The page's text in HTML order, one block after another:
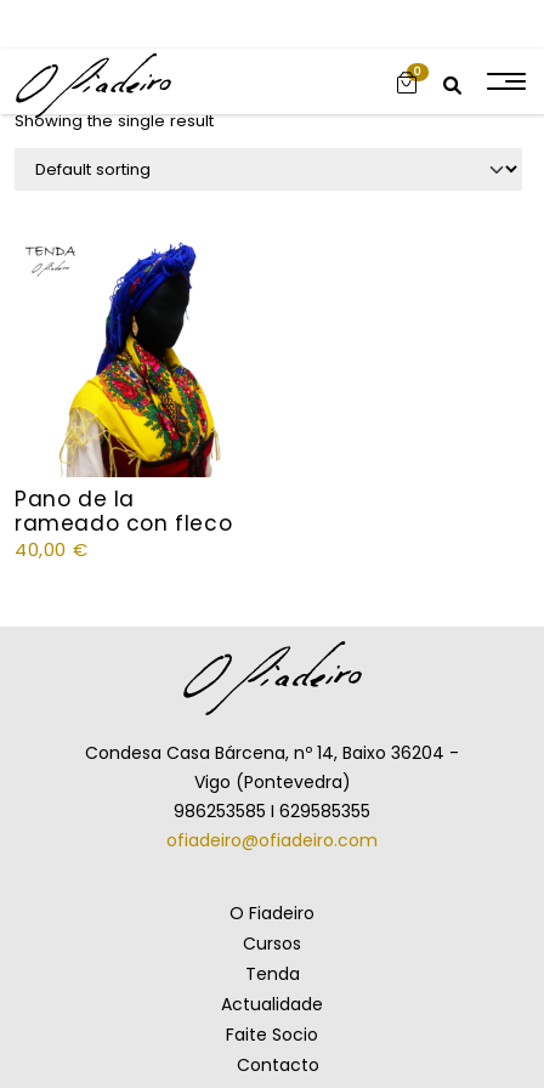
0
Showing the single result
Pano de la
rameado con fleco
40,00 €
Condesa Casa Bárcena, nº 14, Baixo 36204 -
Vigo (Pontevedra)
986253585 I 629585355
ofiadeiro@ofiadeiro.com
O Fiadeiro
Cursos
Tenda
Actualidade
Faite Socio
Contacto